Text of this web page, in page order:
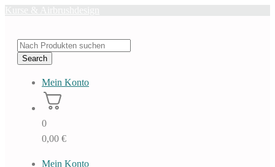
Products
search
Search
Mein Konto
0
0,00 €
Mein Konto